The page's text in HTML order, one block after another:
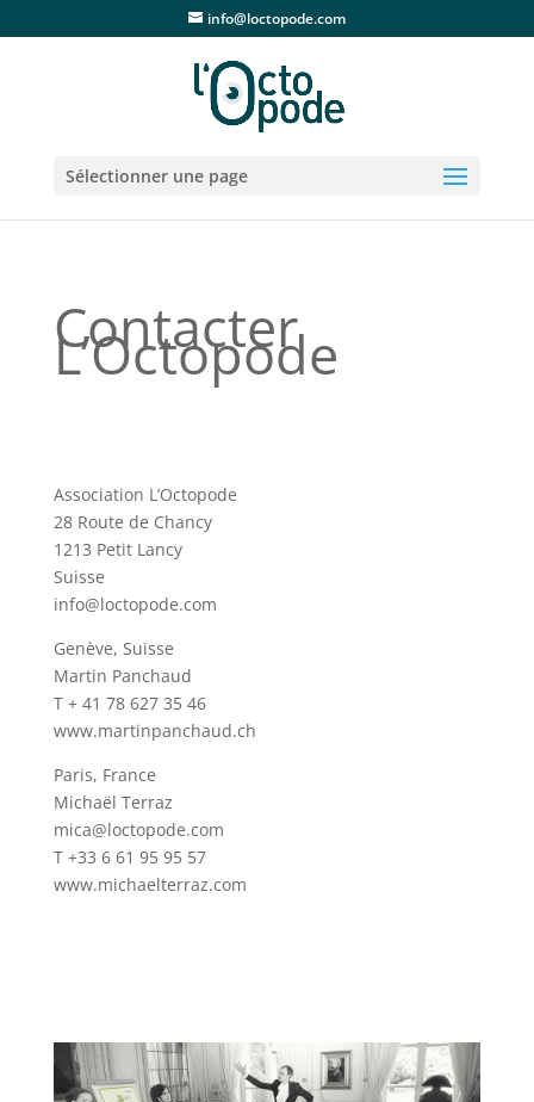
info@loctopode.com
Sélectionner une page
Contacter
L’Octopode
Association L’Octopode
28 Route de Chancy
1213 Petit Lancy
Suisse
info@loctopode.com
Genève, Suisse
Martin Panchaud
T + 41 78 627 35 46
www.martinpanchaud.ch
Paris, France
Michaël Terraz
mica@loctopode.com
T +33 6 61 95 95 57
www.michaelterraz.com